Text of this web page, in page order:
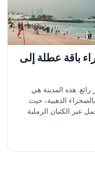
باقة عطلة إلى
هذه المدينة هي
الذهبية، حيث
عبر الكثبان الرملية